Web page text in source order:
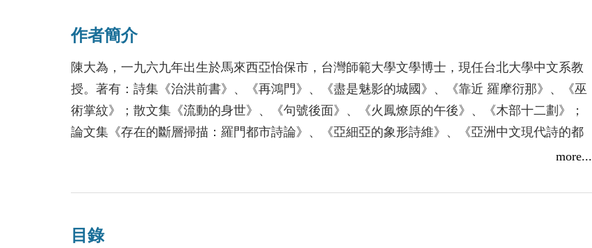
作者簡介
陳大為，一九六九年出生於馬來西亞怡保市，台灣師範大學文學博士，現任台北大學中文系教
授。著有：詩集《治洪前書》、《再鴻門》、《盡是魅影的城國》、《靠近 羅摩衍那》、《巫
術掌紋》；散文集《流動的身世》、《句號後面》、《火鳳燎原的午後》、《木部十二劃》；
論文集《存在的斷層掃描：羅門都市詩論》、《亞細亞的象形詩維》、《亞洲中文現代詩的都
市書寫》、《詮釋的差異：當代馬華文學論集》、《亞洲閱讀：都市文學與文化》、《思考的
縱論》、《風格的煉成：亞洲華文文學論集》、《最年輕的麒麟：馬華文學在台灣》、《神出
聲》、《赤道回聲》、《天下散文選1970-2010》、《天下小說選1970-2010》、《馬華散文史讀
more...
目錄